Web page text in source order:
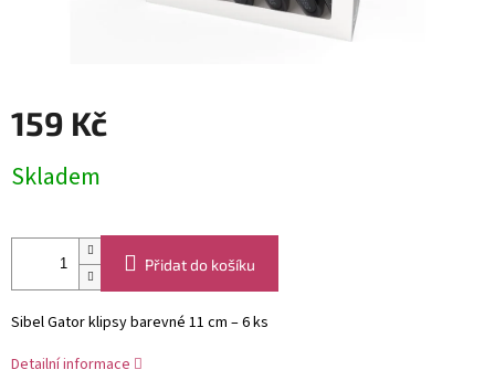
159 Kč
cena:
Skladem
Přidat do košíku
Sibel Gator klipsy barevné 11 cm – 6 ks
Detailní informace